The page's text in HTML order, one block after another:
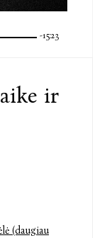
-15:23
ir
(daugiau